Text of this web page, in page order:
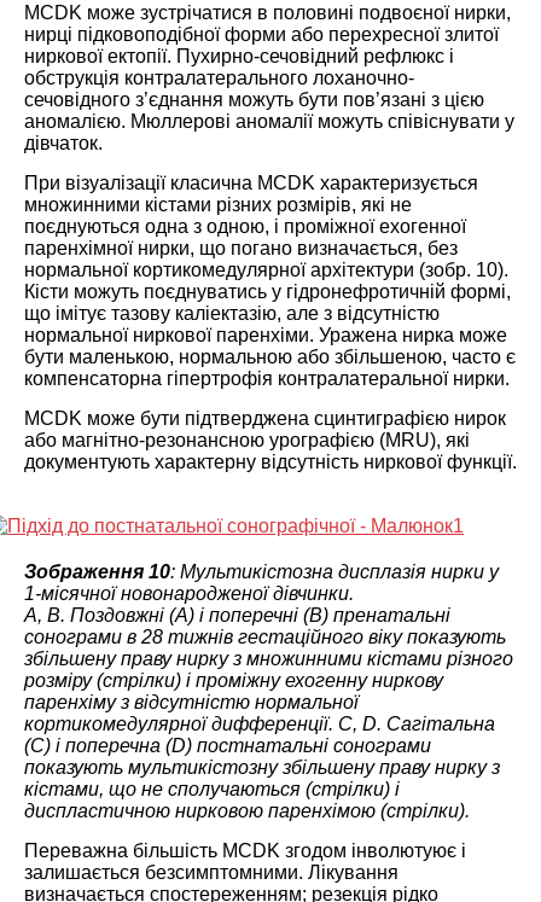
MCDK може зустрічатися в половині подвоєної нирки,
нирці підковоподібної форми або перехресної злитої
ниркової ектопії. Пухирно-сечовідний рефлюкс і
обструкція контралатерального лоханочно-
сечовідного з’єднання можуть бути пов’язані з цією
аномалією. Мюллерові аномалії можуть співіснувати у
дівчаток.
При візуалізації класична MCDK характеризується
множинними кістами різних розмірів, які не
поєднуються одна з одною, і проміжної ехогенної
паренхімної нирки, що погано визначається, без
нормальної кортикомедулярної архітектури (зобр. 10).
Кісти можуть поєднуватись у гідронефротичній формі,
що імітує тазову каліектазію, але з відсутністю
нормальної ниркової паренхіми. Уражена нирка може
бути маленькою, нормальною або збільшеною, часто є
компенсаторна гіпертрофія контралатеральної нирки.
MCDK може бути підтверджена сцинтиграфією нирок
або магнітно-резонансною урографією (MRU), які
документують характерну відсутність ниркової функції.
Зображення 10: Мультикістозна дисплазія нирки у
1-місячної новонародженої дівчинки.
A, B. Поздовжні (A) і поперечні (B) пренатальні
сонограми в 28 тижнів гестаційного віку показують
збільшену праву нирку з множинними кістами різного
розміру (стрілки) і проміжну ехогенну ниркову
паренхіму з відсутністю нормальної
кортикомедулярної дифференції. C, D. Сагітальна
(C) і поперечна (D) постнатальні сонограми
показують мультикістозну збільшену праву нирку з
кістами, що не сполучаються (стрілки) і
диспластичною нирковою паренхімою (стрілки).
Переважна більшість MCDK згодом інволютуює і
залишається безсимптомними. Лікування
визначається спостереженням; резекція рідко